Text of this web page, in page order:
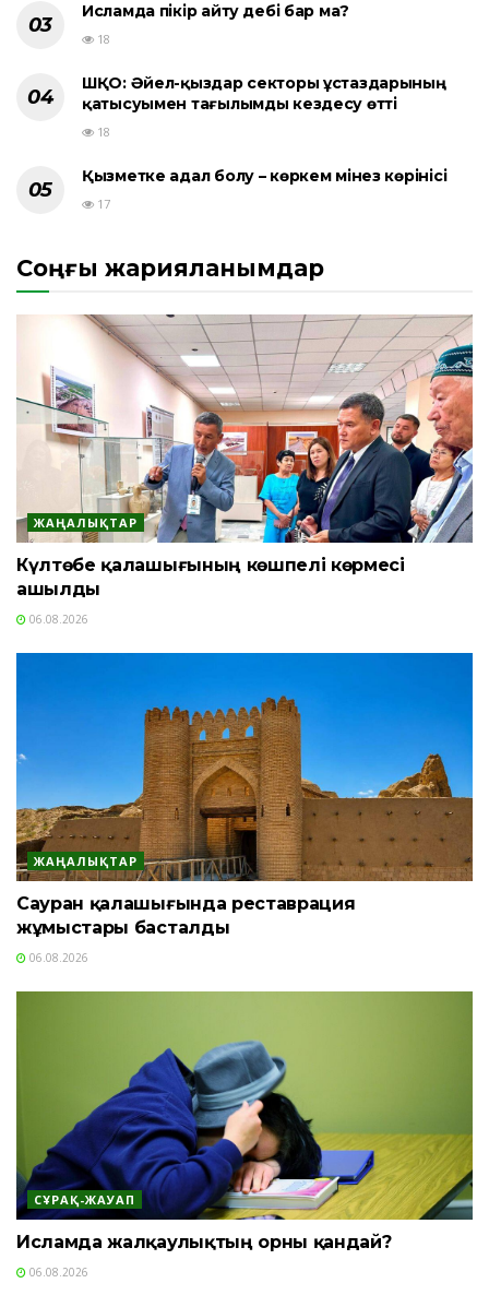
Исламда пікір айту әдебі бар ма?
18
ШҚО: Әйел-қыздар секторы ұстаздарының
қатысуымен тағылымды кездесу өтті
18
Қызметке адал болу – көркем мінез көрінісі
17
Соңғы жарияланымдар
ЖАҢАЛЫҚТАР
Күлтөбе қалашығының көшпелі көрмесі
ашылды
06.08.2026
ЖАҢАЛЫҚТАР
Сауран қалашығында реставрация
жұмыстары басталды
06.08.2026
СҰРАҚ-ЖАУАП
Исламда жалқаулықтың орны қандай?
06.08.2026